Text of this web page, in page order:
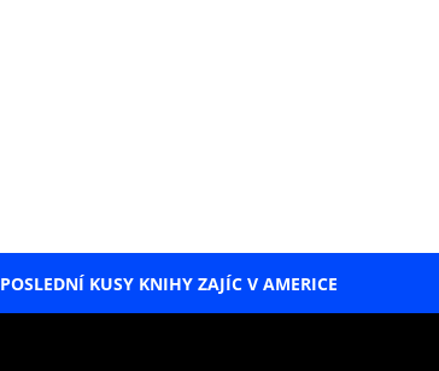
POSLEDNÍ KUSY KNIHY ZAJÍC V AMERICE